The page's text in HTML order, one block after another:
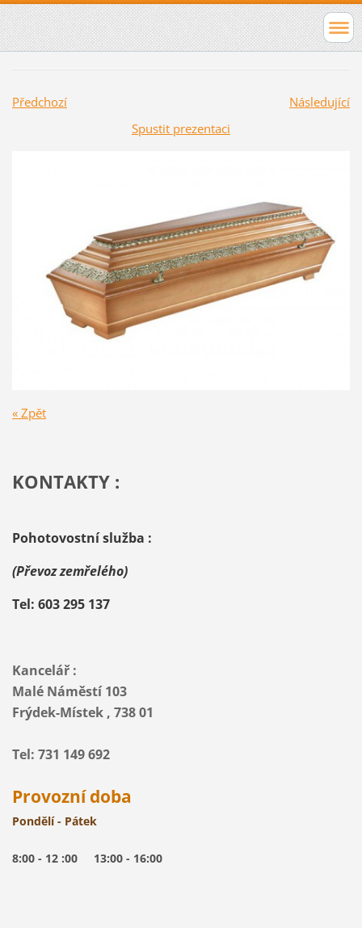
Předchozí
Následující
Spustit prezentaci
« Zpět
KONTAKTY :
Pohotovostní služba :
(Převoz zemřelého)
Tel: 603 295 137
Kancelář :
Malé Náměstí 103
Frýdek-Místek , 738 01
Tel: 731 149 692
Provozní doba
Pondělí - Pátek
8:00 - 12 :00 13:00 - 16:00